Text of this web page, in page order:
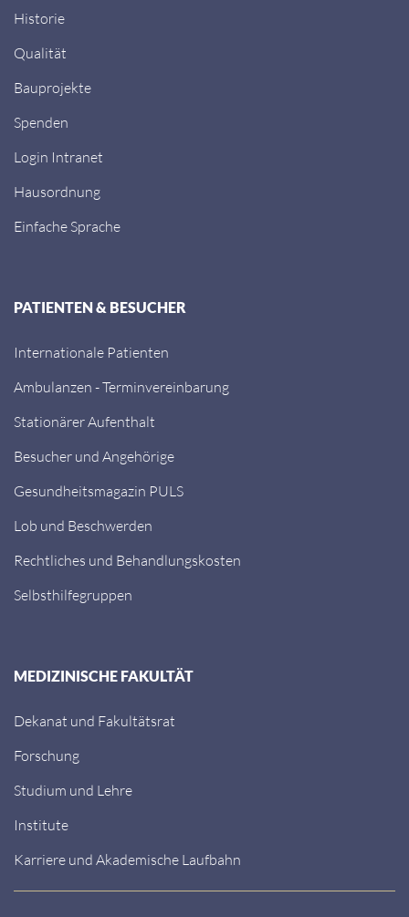
Historie
Qualität
Bauprojekte
Spenden
Login Intranet
Hausordnung
Einfache Sprache
PATIENTEN & BESUCHER
Internationale Patienten
Ambulanzen - Terminvereinbarung
Stationärer Aufenthalt
Besucher und Angehörige
Gesundheitsmagazin PULS
Lob und Beschwerden
Rechtliches und Behandlungskosten
Selbsthilfegruppen
MEDIZINISCHE FAKULTÄT
Dekanat und Fakultätsrat
Forschung
Studium und Lehre
Institute
Karriere und Akademische Laufbahn